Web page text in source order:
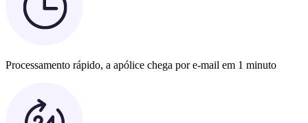
Processamento rápido, a apólice chega por e-mail em 1 minuto